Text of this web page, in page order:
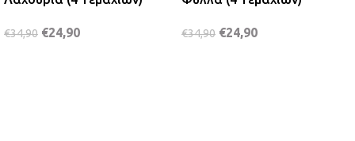
€34,90 €24,90 €34,90 €24,90